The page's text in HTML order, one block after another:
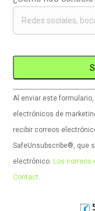
Uso
de
Constant
Contact.
Por
Al enviar este
electrónicos de
recibir correos
SafeUnsubscribe®, que
electrónico. Los correos
Contact